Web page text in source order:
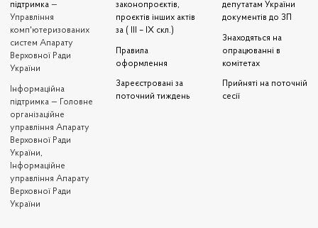
підтримка —
Управління
комп'ютеризованих
систем Апарату
Верховної Ради
України
Iнформаційна
підтримка — Головне
організаційне
управління Апарату
Верховної Ради
України,
Інформаційне
управління Апарату
Верховної Ради
України
законопроєктів,
проєктів інших актів
за ( III – IX скл.)
Правила
оформлення
Зареєстровані за
поточний тиждень
депутатам України
документів до ЗП
Знаходяться на
опрацюванні в
комітетах
Прийняті на поточній
сесії